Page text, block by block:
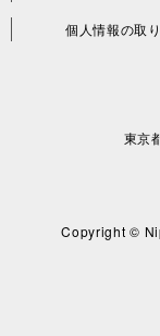
個人情報の取
東京
Copyright ©